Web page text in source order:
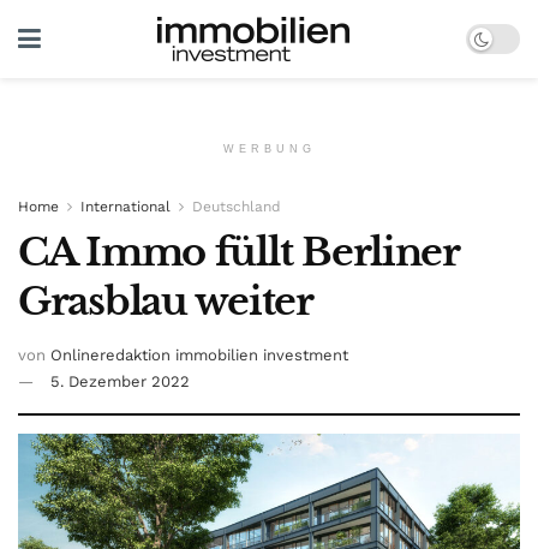
WERBUNG
Home International Deutschland
CA Immo füllt Berliner
Grasblau weiter
von Onlineredaktion immobilien investment
5. Dezember 2022